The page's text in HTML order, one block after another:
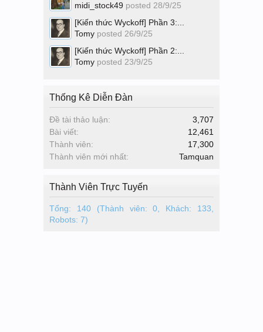
midi_stock49 posted 28/9/25
[Kiến thức Wyckoff] Phần 3:...
Tomy posted 26/9/25
[Kiến thức Wyckoff] Phần 2:...
Tomy posted 23/9/25
Thống Kê Diễn Đàn
Đề tài thảo luận:
3,707
Bài viết:
12,461
Thành viên:
17,300
Thành viên mới nhất:
Tamquan
Thành Viên Trực Tuyến
Tổng: 140 (Thành viên: 0, Khách: 133,
Robots: 7)